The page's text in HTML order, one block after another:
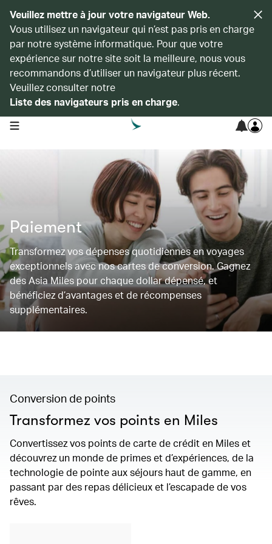
Veuillez mettre à jour votre navigateur Web.
Vous utilisez un navigateur qui n’est pas pris en charge
par notre système informatique. Pour que votre
expérience sur notre site soit la meilleure, nous vous
recommandons d’utiliser un navigateur plus récent.
Veuillez consulter notre
Liste des navigateurs pris en charge.
open navigation menu
Paiement
Transformez vos dépenses quotidiennes en voyages
exceptionnels avec nos cartes de conversion. Gagnez
des Asia Miles pour chaque dollar dépensé, et
bénéficiez d’avantages et de récompenses
supplémentaires.
Conversion de points
Transformez vos points en Miles
Convertissez vos points de carte de crédit en Miles et
découvrez un monde de primes et d’expériences, de la
technologie de pointe aux séjours haut de gamme, en
passant par des repas délicieux et l’escapade de vos
rêves.